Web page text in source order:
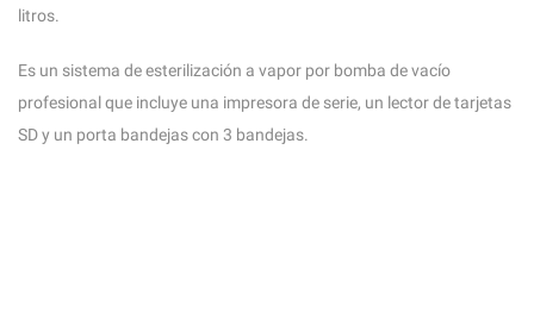
litros.
Es un sistema de esterilización a vapor por bomba de vacío
profesional que incluye una impresora de serie, un lector de tarjetas
SD y un porta bandejas con 3 bandejas.